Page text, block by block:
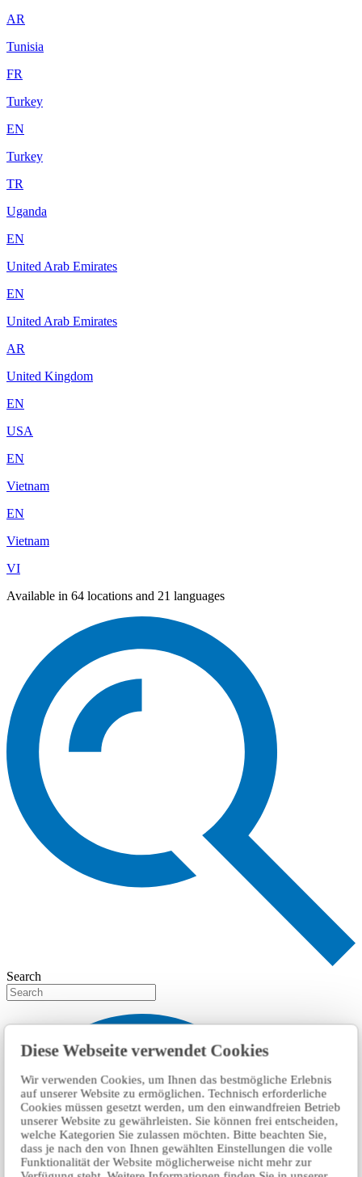
Diese Webseite verwendet Cookies
Wir verwenden Cookies, um Ihnen das bestmögliche Erlebnis
auf unserer Website zu ermöglichen. Technisch erforderliche
Cookies müssen gesetzt werden, um den einwandfreien Betrieb
unserer Website zu gewährleisten. Sie können frei entscheiden,
welche Kategorien Sie zulassen möchten. Bitte beachten Sie,
dass je nach den von Ihnen gewählten Einstellungen die volle
Funktionalität der Website möglicherweise nicht mehr zur
AR
Tunisia
FR
Turkey
EN
Turkey
TR
Uganda
EN
United Arab Emirates
EN
United Arab Emirates
AR
United Kingdom
EN
USA
EN
Vietnam
EN
Vietnam
VI
Available in 64 locations and 21 languages
Search